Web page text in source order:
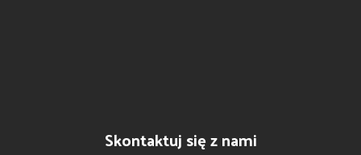
Skontaktuj się z nami